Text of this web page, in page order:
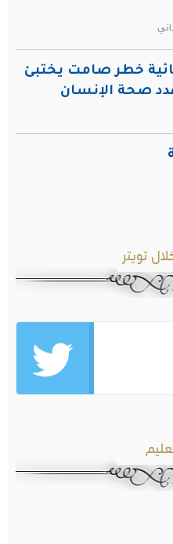
خطر صامت يختبئ
صحة الإنسان
تويتر